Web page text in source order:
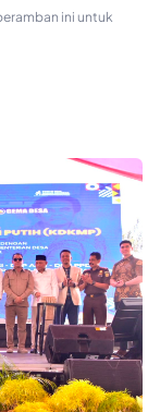
ini untuk
Percepatan